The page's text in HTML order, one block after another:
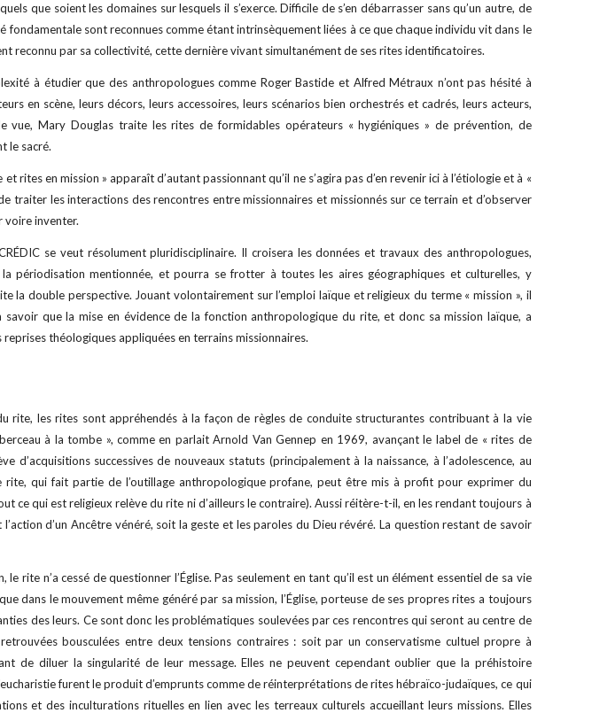
que soient les domaines sur lesquels il s’exerce. Difficile de s’en débarrasser sans qu’un autre, de
sont reconnues comme étant intrinsèquement liées à ce que chaque individu vit dans le
reconnu par sa collectivité, cette dernière vivant simultanément de ses rites identificatoires.
à étudier que des anthropologues comme Roger Bastide et Alfred Métraux n’ont pas hésité à
en scène, leurs décors, leurs accessoires, leurs scénarios bien orchestrés et cadrés, leurs acteurs,
Mary Douglas traite les rites de formidables opérateurs « hygiéniques » de prévention, de
le sacré.
rites en mission » apparaît d’autant passionnant qu’il ne s’agira pas d’en revenir ici à l’étiologie et à «
traiter les interactions des rencontres entre missionnaires et missionnés sur ce terrain et d’observer
voire inventer.
se veut résolument pluridisciplinaire. Il croisera les données et travaux des anthropologues,
la périodisation mentionnée, et pourra se frotter à toutes les aires géographiques et culturelles, y
la double perspective. Jouant volontairement sur l’emploi laïque et religieux du terme « mission », il
savoir que la mise en évidence de la fonction anthropologique du rite, et donc sa mission laïque, a
reprises théologiques appliquées en terrains missionnaires.
rite, les rites sont appréhendés à la façon de règles de conduite structurantes contribuant à la vie
à la tombe », comme en parlait Arnold Van Gennep en 1969, avançant le label de « rites de
d’acquisitions successives de nouveaux statuts (principalement à la naissance, à l’adolescence, au
rite, qui fait partie de l’outillage anthropologique profane, peut être mis à profit pour exprimer du
ce qui est religieux relève du rite ni d’ailleurs le contraire). Aussi réitère-t-il, en les rendant toujours à
d’un Ancêtre vénéré, soit la geste et les paroles du Dieu révéré. La question restant de savoir
rite n’a cessé de questionner l’Église. Pas seulement en tant qu’il est un élément essentiel de sa vie
dans le mouvement même généré par sa mission, l’Église, porteuse de ses propres rites a toujours
des leurs. Ce sont donc les problématiques soulevées par ces rencontres qui seront au centre de
bousculées entre deux tensions contraires : soit par un conservatisme cultuel propre à
de diluer la singularité de leur message. Elles ne peuvent cependant oublier que la préhistoire
furent le produit d’emprunts comme de réinterprétations de rites hébraïco-judaïques, ce qui
et des inculturations rituelles en lien avec les terreaux culturels accueillant leurs missions. Elles